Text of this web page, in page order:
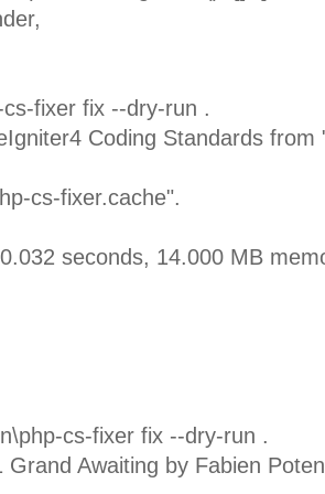
fixer fix --dry-run .
Coding Standards from
cs-fixer.cache".
seconds, 14.000 MB
cs-fixer fix --dry-run .
Grand Awaiting by Fabien